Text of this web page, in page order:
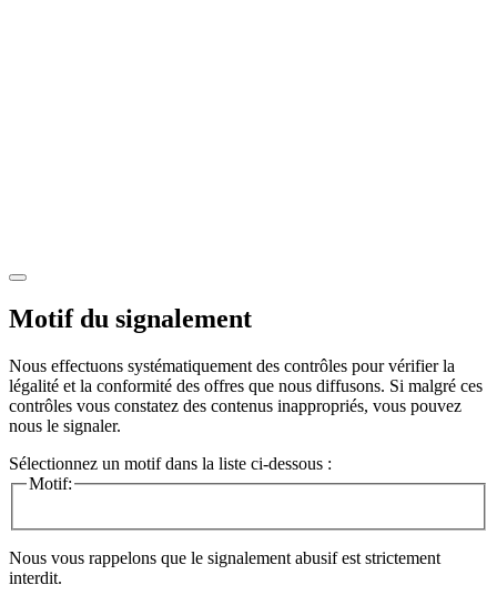
Motif du signalement
Nous effectuons systématiquement des contrôles pour vérifier la
légalité et la conformité des offres que nous diffusons. Si malgré ces
contrôles vous constatez des contenus inappropriés, vous pouvez
nous le signaler.
Sélectionnez un motif dans la liste ci-dessous :
Motif:
Nous vous rappelons que le signalement abusif est strictement
interdit.